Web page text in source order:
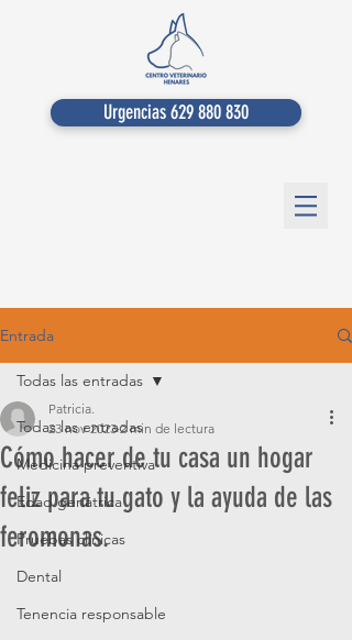
Urgencias 629 880 830
Entrada
Todas las entradas
Medicina preventiva
Edad geriátrica
Pruebas clínicas
Dental
Tenencia responsable
Todas las entradas
Cómo hacer de tu casa un hogar
feliz para tu gato y la ayuda de las
feromonas.
Patricia.
23 nov 2023 2 min de lectura